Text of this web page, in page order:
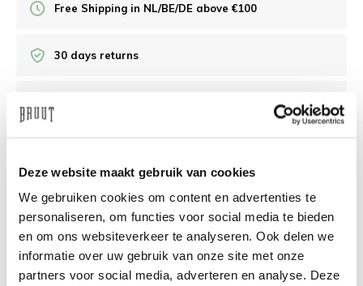
Deze website maakt gebruik van cookies
We gebruiken cookies om content en advertenties te
personaliseren, om functies voor social media te bieden
en om ons websiteverkeer te analyseren. Ook delen we
informatie over uw gebruik van onze site met onze
partners voor social media, adverteren en analyse. Deze
Free Shipping in NL/BE/DE above €100
30 days returns
Need help?We're glad to help
info@bruut.nl Live chat Whatsapp
About this product
Shipment and returns